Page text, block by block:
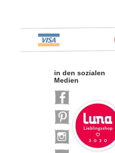
in den sozialen
Medien